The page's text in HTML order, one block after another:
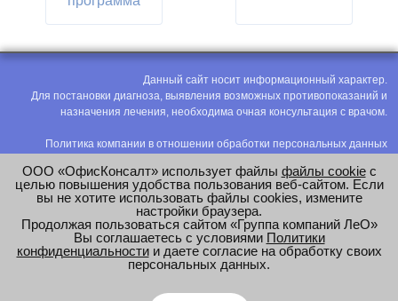
Данный сайт носит информационный характер.
Для постановки диагноза, выявления возможных противопоказаний и
назначения лечения, необходима очная консультация с врачом.
Политика компании в отношении обработки персональных данных
Соглашение на обработку персональных данных
Оценка труда
e-mail:office@modus-leo.ru
ООО «ОфисКонсалт» использует файлы файлы cookieс
целью повышения удобства пользования веб-сайтом. Если
вы не хотите использовать файлы cookies, измените
настройки браузера.
Продолжая пользоваться сайтом «Группа компаний ЛеО»
Вы соглашаетесь с условиями Политики
конфиденциальностии даете согласие на обработку своих
персональных данных.